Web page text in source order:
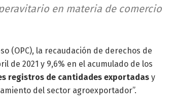
en materia de comercio
(OPC), la recaudación de derechos de
de 2021 y 9,6% en el acumulado de los
registros de cantidades exportadas y
del sector agroexportador”.